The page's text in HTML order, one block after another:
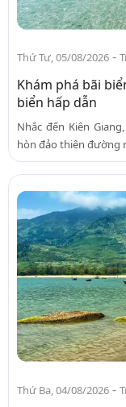
Thứ Tư, 05/08/2026 -
Khám phá bãi
biển hấp dẫn
Nhắc đến Kiên
hòn đảo thiên đường
Thứ Ba, 04/08/2026 -